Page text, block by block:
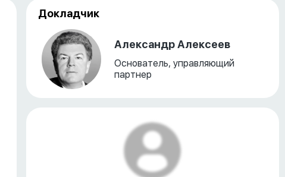
Докладчик
Александр Алексеев
Основатель, управляющий
партнер